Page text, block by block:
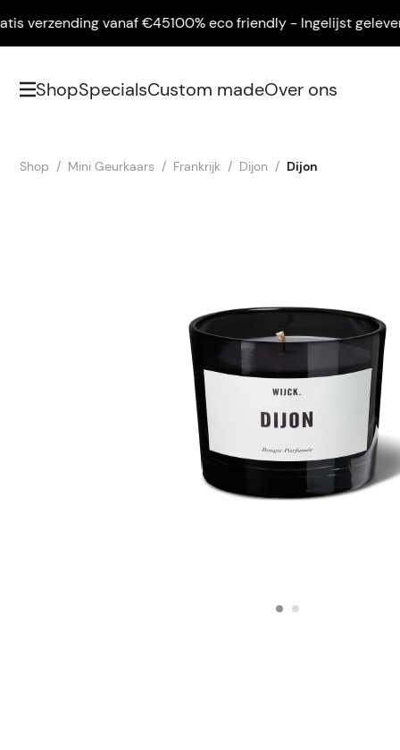
vanaf €45100% eco friendly - Ingelijst geleverd -
ShopSpecialsCustom madeOver ons
Shop Mini Geurkaars Frankrijk Dijon Dijon